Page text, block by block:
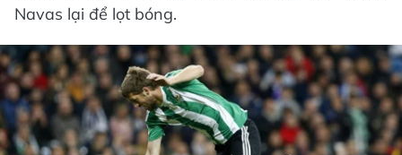
Navas lại để lọt bóng.